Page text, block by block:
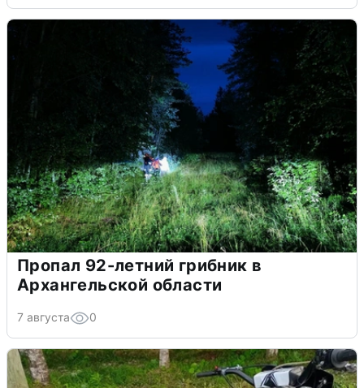
Пропал 92-летний грибник в
Архангельской области
7 августа 0